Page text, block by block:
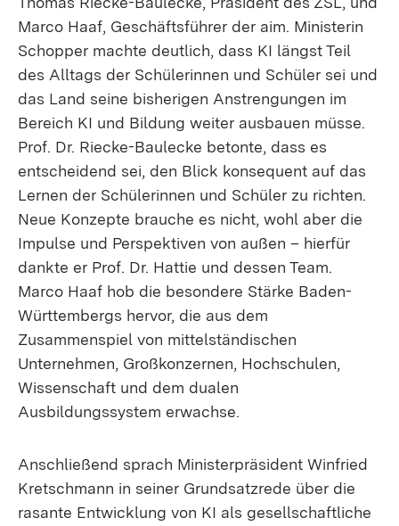
Marco Haaf, Geschäftsführer der aim. Ministerin
Schopper machte deutlich, dass KI längst Teil
des Alltags der Schülerinnen und Schüler sei und
das Land seine bisherigen Anstrengungen im
Bereich KI und Bildung weiter ausbauen müsse.
Prof. Dr. Riecke-Baulecke betonte, dass es
entscheidend sei, den Blick konsequent auf das
Lernen der Schülerinnen und Schüler zu richten.
Neue Konzepte brauche es nicht, wohl aber die
Impulse und Perspektiven von außen – hierfür
dankte er Prof. Dr. Hattie und dessen Team.
Marco Haaf hob die besondere Stärke Baden-
Württembergs hervor, die aus dem
Zusammenspiel von mittelständischen
Unternehmen, Großkonzernen, Hochschulen,
Wissenschaft und dem dualen
Ausbildungssystem erwachse.
Anschließend sprach Ministerpräsident Winfried
Kretschmann in seiner Grundsatzrede über die
rasante Entwicklung von KI als gesellschaftliche